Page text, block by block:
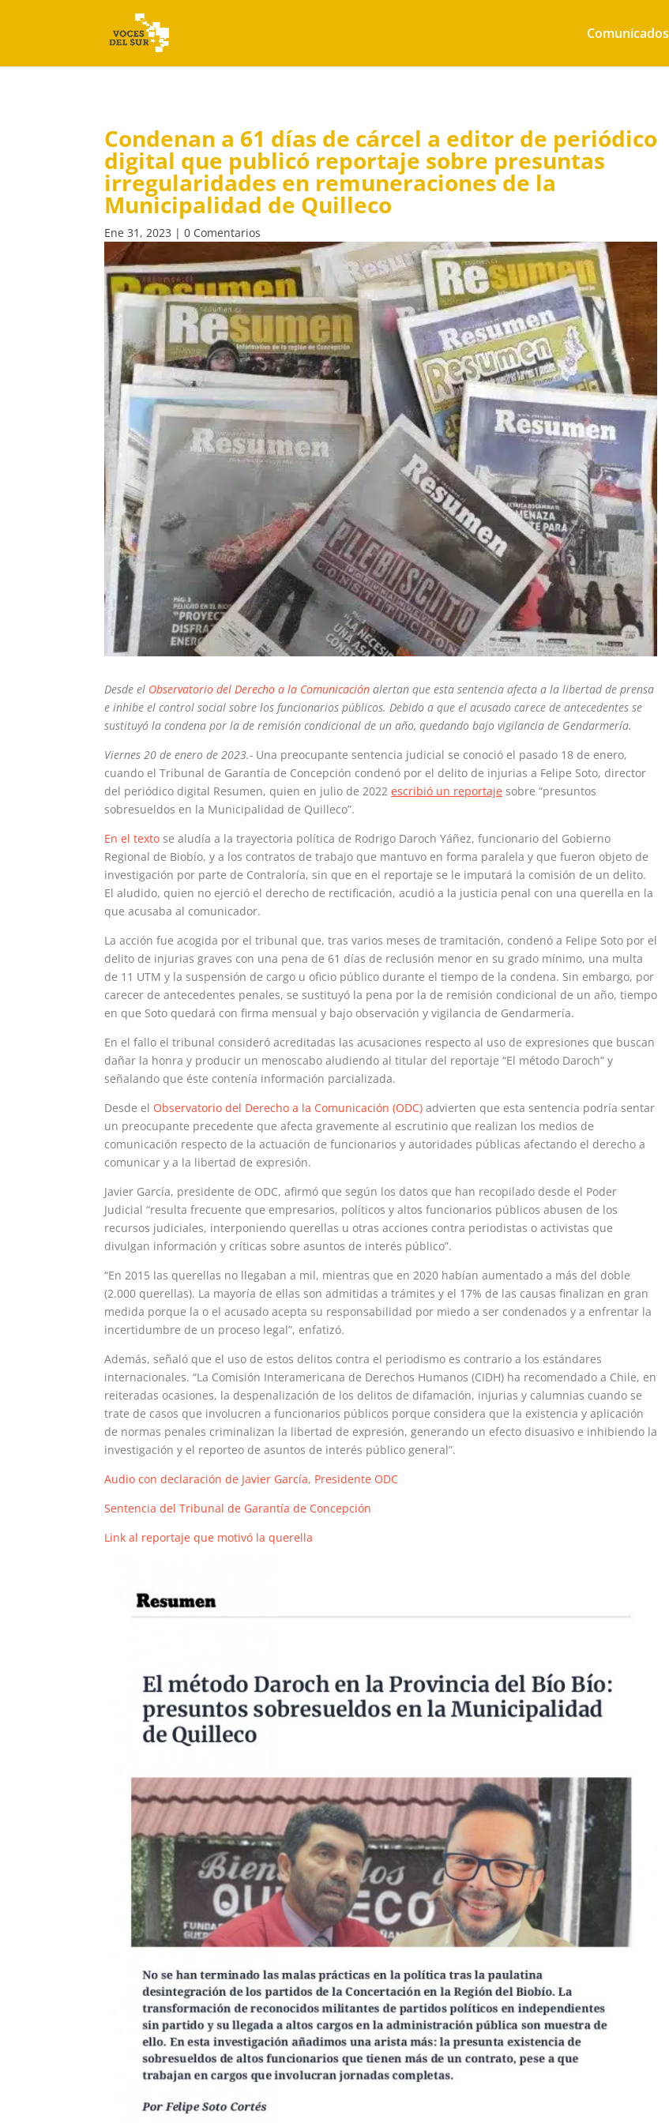
Comunicados
Condenan a 61 días de cárcel a editor de periódico
digital que publicó reportaje sobre presuntas
irregularidades en remuneraciones de la
Municipalidad de Quilleco
Ene 31, 2023 | 0 Comentarios
Desde el Observatorio del Derecho a la Comunicación alertan que esta sentencia afecta a la libertad de prensa
e inhibe el control social sobre los funcionarios públicos. Debido a que el acusado carece de antecedentes se
sustituyó la condena por la de remisión condicional de un año, quedando bajo vigilancia de Gendarmería.
Viernes 20 de enero de 2023.- Una preocupante sentencia judicial se conoció el pasado 18 de enero,
cuando el Tribunal de Garantía de Concepción condenó por el delito de injurias a Felipe Soto, director
del periódico digital Resumen, quien en julio de 2022 escribió un reportaje sobre “presuntos
sobresueldos en la Municipalidad de Quilleco”.
En el texto se aludía a la trayectoria política de Rodrigo Daroch Yáñez, funcionario del Gobierno
Regional de Biobío, y a los contratos de trabajo que mantuvo en forma paralela y que fueron objeto de
investigación por parte de Contraloría, sin que en el reportaje se le imputará la comisión de un delito.
El aludido, quien no ejerció el derecho de rectificación, acudió a la justicia penal con una querella en la
que acusaba al comunicador.
La acción fue acogida por el tribunal que, tras varios meses de tramitación, condenó a Felipe Soto por el
delito de injurias graves con una pena de 61 días de reclusión menor en su grado mínimo, una multa
de 11 UTM y la suspensión de cargo u oficio público durante el tiempo de la condena. Sin embargo, por
carecer de antecedentes penales, se sustituyó la pena por la de remisión condicional de un año, tiempo
en que Soto quedará con firma mensual y bajo observación y vigilancia de Gendarmería.
En el fallo el tribunal consideró acreditadas las acusaciones respecto al uso de expresiones que buscan
dañar la honra y producir un menoscabo aludiendo al titular del reportaje “El método Daroch” y
señalando que éste contenía información parcializada.
Desde el Observatorio del Derecho a la Comunicación (ODC) advierten que esta sentencia podría sentar
un preocupante precedente que afecta gravemente al escrutinio que realizan los medios de
comunicación respecto de la actuación de funcionarios y autoridades públicas afectando el derecho a
comunicar y a la libertad de expresión.
Javier García, presidente de ODC, afirmó que según los datos que han recopilado desde el Poder
Judicial “resulta frecuente que empresarios, políticos y altos funcionarios públicos abusen de los
recursos judiciales, interponiendo querellas u otras acciones contra periodistas o activistas que
divulgan información y críticas sobre asuntos de interés público”.
“En 2015 las querellas no llegaban a mil, mientras que en 2020 habían aumentado a más del doble
(2.000 querellas). La mayoría de ellas son admitidas a trámites y el 17% de las causas finalizan en gran
medida porque la o el acusado acepta su responsabilidad por miedo a ser condenados y a enfrentar la
incertidumbre de un proceso legal”, enfatizó.
Además, señaló que el uso de estos delitos contra el periodismo es contrario a los estándares
internacionales. “La Comisión Interamericana de Derechos Humanos (CIDH) ha recomendado a Chile, en
reiteradas ocasiones, la despenalización de los delitos de difamación, injurias y calumnias cuando se
trate de casos que involucren a funcionarios públicos porque considera que la existencia y aplicación
de normas penales criminalizan la libertad de expresión, generando un efecto disuasivo e inhibiendo la
investigación y el reporteo de asuntos de interés público general”.
Audio con declaración de Javier García, Presidente ODC
Sentencia del Tribunal de Garantía de Concepción
Link al reportaje que motivó la querella